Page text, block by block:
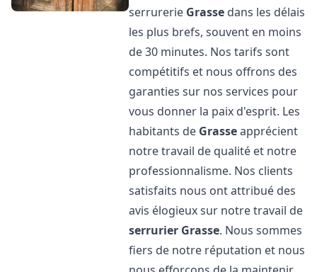
serrurerie Grasse dans les délais
les plus brefs, souvent en moins
de 30 minutes. Nos tarifs sont
compétitifs et nous offrons des
garanties sur nos services pour
vous donner la paix d'esprit. Les
habitants de Grasseapprécient
notre travail de qualité et notre
professionnalisme. Nos clients
satisfaits nous ont attribué des
avis élogieux sur notre travail de
serrurier Grasse. Nous sommes
fiers de notre réputation et nous